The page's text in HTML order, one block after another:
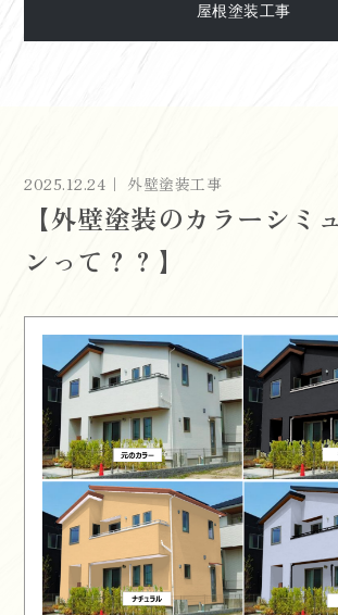
屋根塗装工事
2025.12.24｜ 外壁塗装工事
【外壁塗装のカラーシミ
ンって？？】